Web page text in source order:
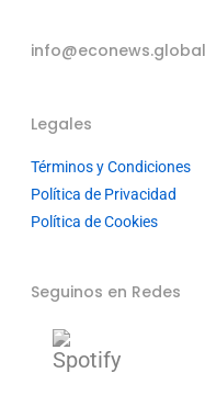
info@econews.global
Legales
Términos y Condiciones
Política de Privacidad
Política de Cookies
Seguinos en Redes